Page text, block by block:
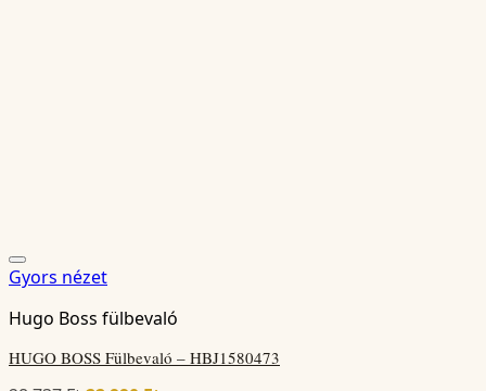
Gyors nézet
Hugo Boss fülbevaló
HUGO BOSS Fülbevaló – HBJ1580473